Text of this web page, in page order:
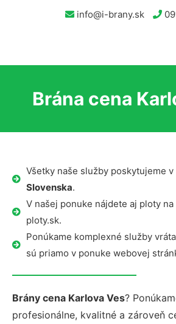
info@i-brany.sk
Brána cena
Všetky naše služby poskytujeme v
Slovenska.
V našej ponuke nájdete aj ploty
ploty.sk.
Ponúkame komplexné služby
sú priamo v ponuke webovej
Brány cena Karlova Ves?
profesionálne, kvalitné a zároveň